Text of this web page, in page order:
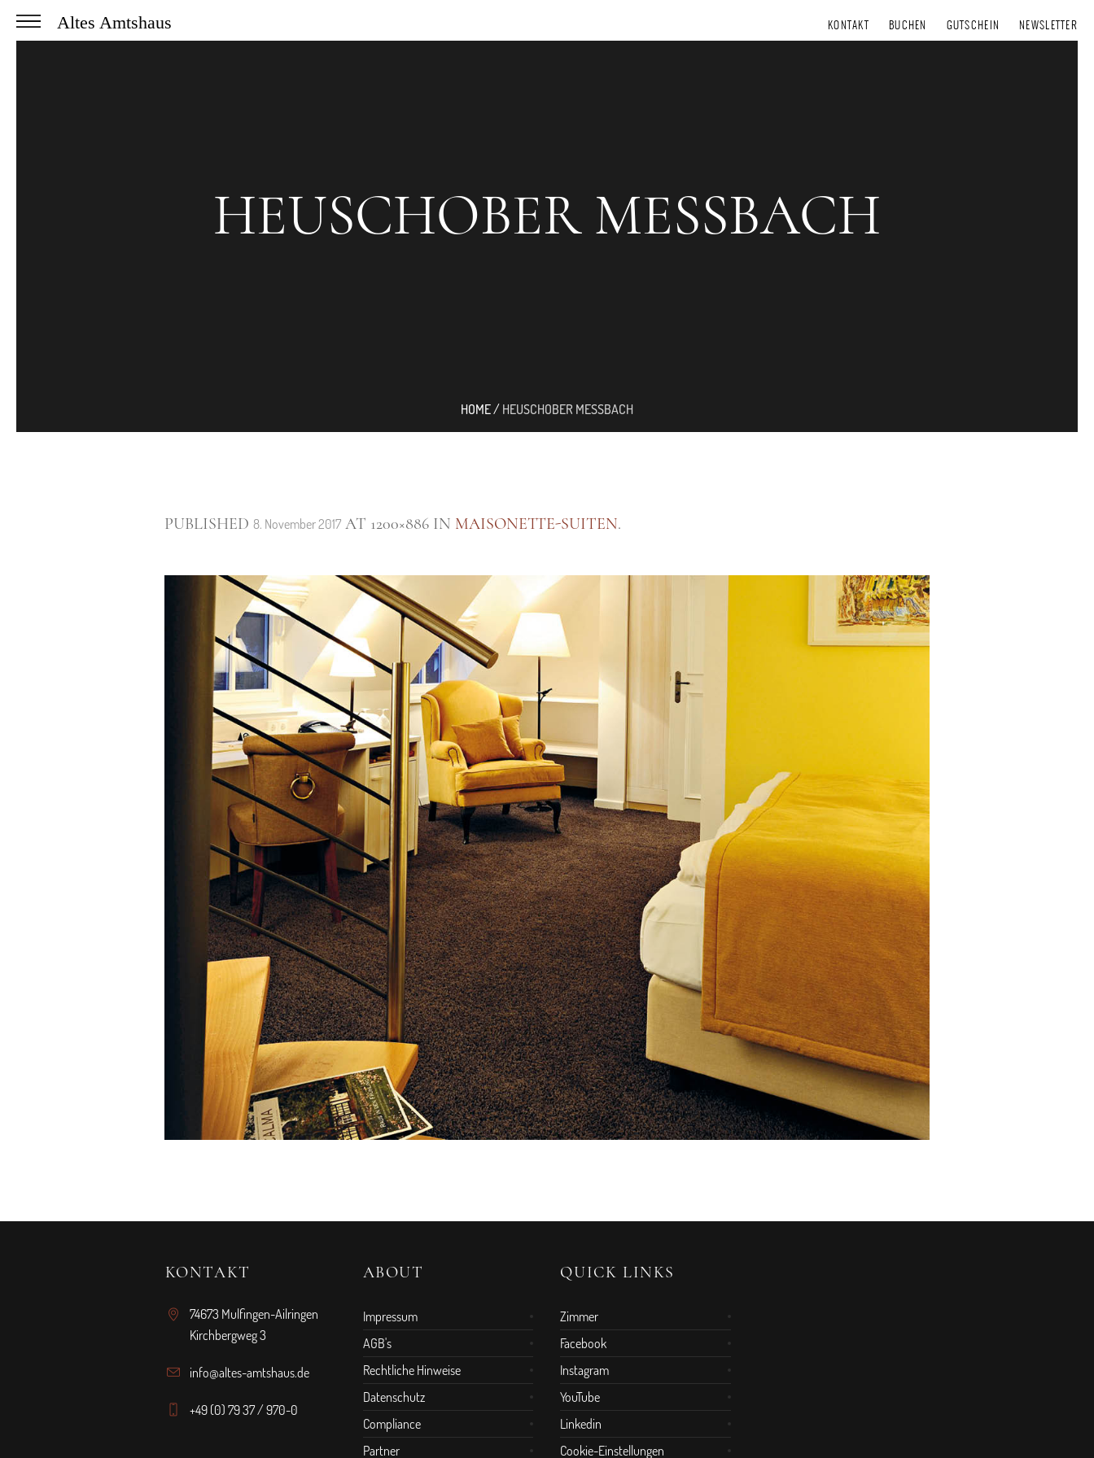
Altes Amtshaus KONTAKT BUCHEN GUTSCHEIN NEWSLETTER
HEUSCHOBER MESSBACH
HOME/ HEUSCHOBER MESSBACH
PUBLISHED 8. November 2017 AT 1200×886 IN MAISONETTE-SUITEN.
KONTAKT
74673 Mulfingen-Ailringen
Kirchbergweg 3
info@altes-amtshaus.de
+49 (0) 79 37 / 970-0
ABOUT
Impressum
AGB's
Rechtliche Hinweise
Datenschutz
Compliance
Partner
QUICK LINKS
Zimmer
Facebook
Instagram
YouTube
Linkedin
Cookie-Einstellungen